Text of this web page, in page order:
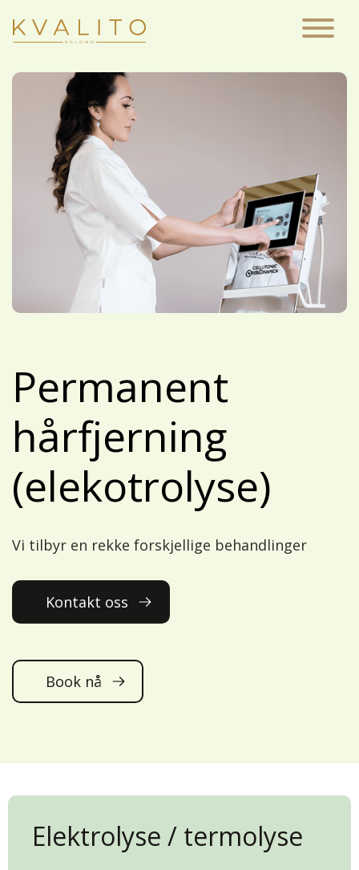
Main Navigation
Permanent
hårfjerning
(elekotrolyse)
Vi tilbyr en rekke forskjellige behandlinger
Kontakt oss
Book nå
Elektrolyse / termolyse